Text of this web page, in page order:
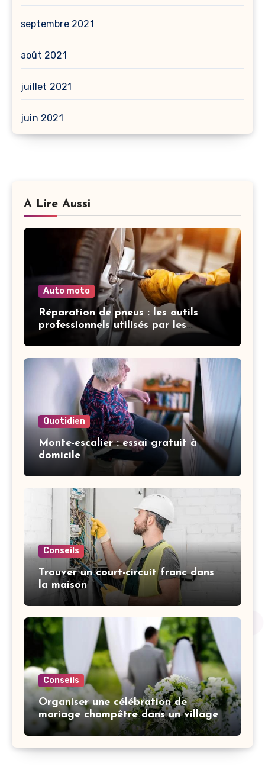
septembre 2021
août 2021
juillet 2021
juin 2021
A Lire Aussi
Auto moto
Réparation de pneus : les outils
professionnels utilisés par les
Quotidien
Monte-escalier : essai gratuit à
domicile
Conseils
Trouver un court-circuit franc dans
la maison
Conseils
Organiser une célébration de
mariage champêtre dans un village